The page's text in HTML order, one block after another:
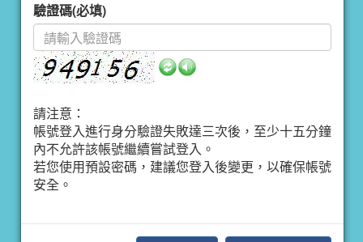
驗證碼(必填)
請注意：
帳號登入進行身分驗證失敗達三次後，至少十五分鐘
內不允許該帳號繼續嘗試登入。
若您使用預設密碼，建議您登入後變更，以確保帳號
安全。